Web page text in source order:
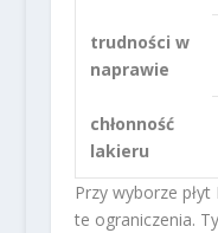
trudności w
naprawie
chłonność
lakieru
Przy wyborze
te ograniczenia.